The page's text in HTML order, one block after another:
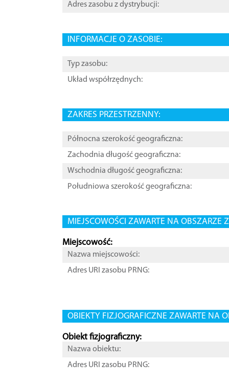
Adres zasobu z dystrybucji:
INFORMACJE O ZASOBIE:
Typ zasobu:
Układ współrzędnych:
ZAKRES PRZESTRZENNY:
Północna szerokość geograficzna:
Zachodnia długość geograficzna:
Wschodnia długość geograficzna:
Południowa szerokość geograficzna:
MIEJSCOWOŚCI ZAWARTE NA OBSZARZE
Miejscowość:
Nazwa miejscowości:
Adres URI zasobu PRNG:
OBIEKTY FIZJOGRAFICZNE ZAWARTE NA
Obiekt fizjograficzny:
Nazwa obiektu:
Adres URI zasobu PRNG: